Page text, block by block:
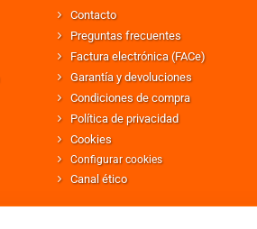
Contacto
Preguntas frecuentes
Factura electrónica (FACe)
Garantía y devoluciones
Condiciones de compra
Política de privacidad
Cookies
Configurar cookies
Canal ético